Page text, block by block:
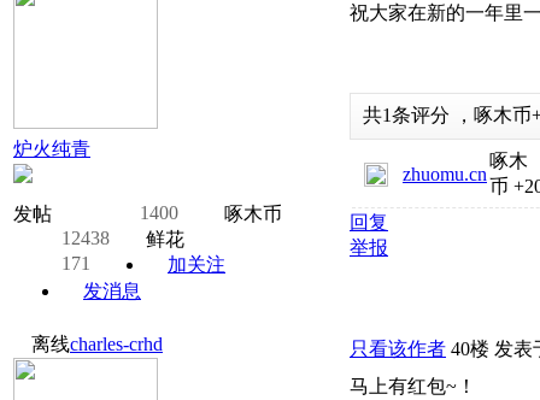
炉火纯青
发帖 1400
啄木币
12438
鲜花
171
加关注
发消息
祝大家在新的一年里
共1条评分 ， 啄木币
zhuomu.cn
啄木
币
回复
举报
离线charles-crhd 只看该作者 40楼 发表
马上有红包~！